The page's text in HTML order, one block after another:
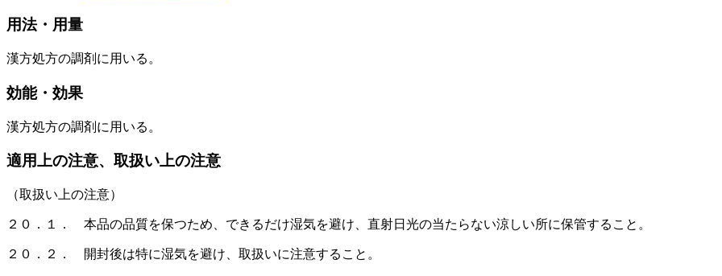
用法・用量
漢方処方の調剤に用いる。
効能・効果
漢方処方の調剤に用いる。
適用上の注意、取扱い上の注意
（取扱い上の注意）
２０．１． 本品の品質を保つため、できるだけ湿気を避け、直射日光の当たらない涼しい所に保管すること。
２０．２． 開封後は特に湿気を避け、取扱いに注意すること。